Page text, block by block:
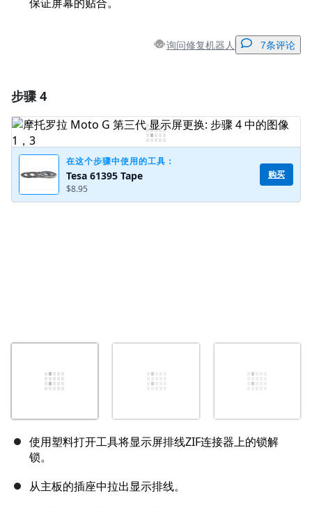
询问修复机器人 7条评论
添加评论
步骤 4
在这个步骤中使用的工具：
Tesa 61395 Tape
$8.95
购买
使用塑料打开工具将显示屏排线ZIF连接器上的锁解
锁。
从主板的插座中拉出显示排线。